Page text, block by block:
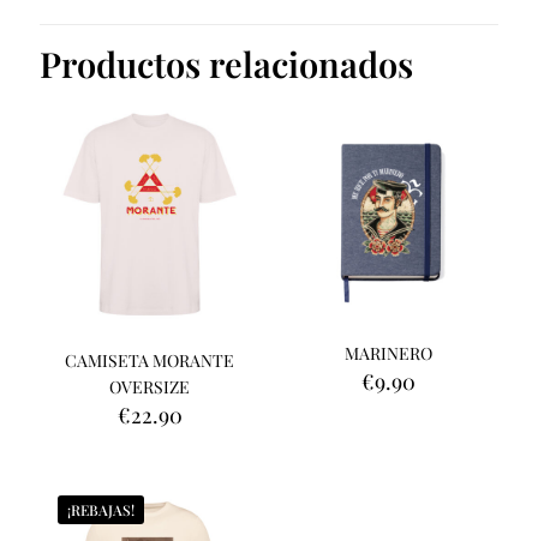
Productos relacionados
CAMISETA MORANTE
OVERSIZE
€22.90
MARINERO
€9.90
¡REBAJAS!